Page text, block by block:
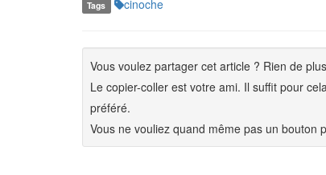
Tags cinoche
Vous voulez partager cet article ? Rien de
Le copier-coller est votre ami. Il suffit pour
préféré.
Vous ne vouliez quand même pas un bouton